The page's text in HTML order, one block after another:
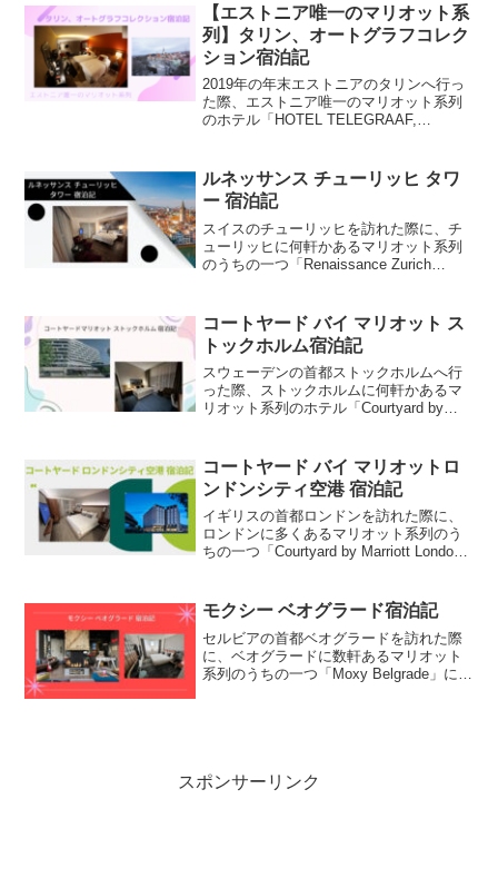
【エストニア唯一のマリオット系
列】タリン、オートグラフコレク
ション宿泊記
2019年の年末エストニアのタリンへ行っ
た際、エストニア唯一のマリオット系列
のホテル「HOTEL TELEGRAAF,
オットのゴールドエリートであり、部屋
のアップグレードがあったのか、そして
部屋の写真などについてまとめました。
ルネッサンス チューリッヒ タワ
ー 宿泊記
スイスのチューリッヒを訪れた際に、チ
ューリッヒに何軒かあるマリオット系列
のうちの一つ「Renaissance Zurich
の写真などについてまとめました。
コートヤード バイ マリオット ス
トックホルム宿泊記
スウェーデンの首都ストックホルムへ行
った際、ストックホルムに何軒かあるマ
リオット系列のホテル「Courtyard by
ゃってゴールドエリートなのですが、部
屋...
コートヤード バイ マリオットロ
ンドンシティ空港 宿泊記
イギリスの首都ロンドンを訪れた際に、
ロンドンに多くあるマリオット系列のう
ちの一つ「Courtyard by Marriott London
んちゃってゴー...
モクシー ベオグラード宿泊記
セルビアの首都ベオグラードを訪れた際
に、ベオグラードに数軒あるマリオット
系列のうちの一つ「Moxy Belgrade」に滞
スポンサーリンク